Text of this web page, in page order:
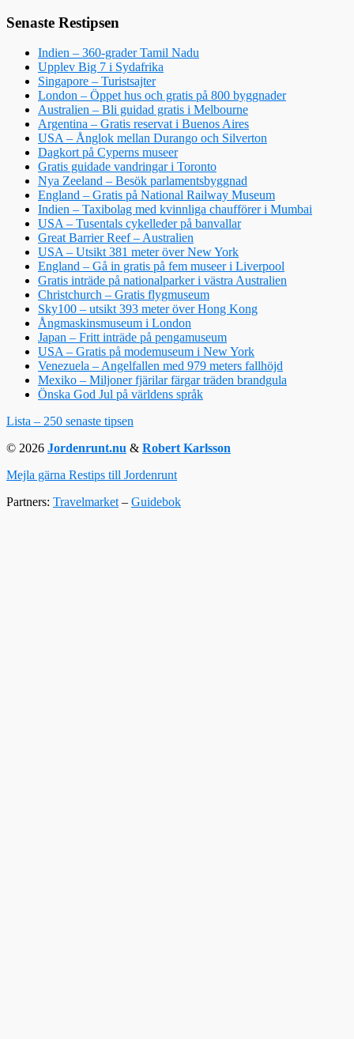
Senaste Restipsen
Indien – 360-grader Tamil Nadu
Upplev Big 7 i Sydafrika
Singapore – Turistsajter
London – Öppet hus och gratis på 800 byggnader
Australien – Bli guidad gratis i Melbourne
Argentina – Gratis reservat i Buenos Aires
USA – Ånglok mellan Durango och Silverton
Dagkort på Cyperns museer
Gratis guidade vandringar i Toronto
Nya Zeeland – Besök parlamentsbyggnad
England – Gratis på National Railway Museum
Indien – Taxibolag med kvinnliga chaufförer i Mumbai
USA – Tusentals cykelleder på banvallar
Great Barrier Reef – Australien
USA – Utsikt 381 meter över New York
England – Gå in gratis på fem museer i Liverpool
Gratis inträde på nationalparker i västra Australien
Christchurch – Gratis flygmuseum
Sky100 – utsikt 393 meter över Hong Kong
Ångmaskinsmuseum i London
Japan – Fritt inträde på pengamuseum
USA – Gratis på modemuseum i New York
Venezuela – Angelfallen med 979 meters fallhöjd
Mexiko – Miljoner fjärilar färgar träden brandgula
Önska God Jul på världens språk
Lista – 250 senaste tipsen
© 2026 Jordenrunt.nu & Robert Karlsson
Mejla gärna Restips till Jordenrunt
Partners: Travelmarket– Guidebok